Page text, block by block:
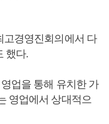
고경영진회의에서 다
했다.
업을 통해 유치한 가
영업에서 상대적으